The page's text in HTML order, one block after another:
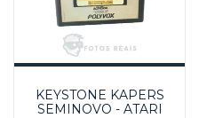
KEYSTONE KAPERS
SEMINOVO - ATARI